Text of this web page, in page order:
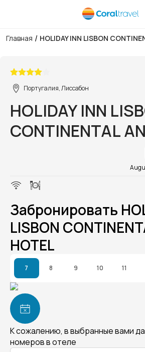
Главная / HOLIDAY INN LISBON
Португалия, Лиссабон
HOLIDAY INN
CONTINENTAL
Забронировать
LISBON
HOTEL
7 8 9 10 11
К сожалению, в выбранные вами
номеров в отеле